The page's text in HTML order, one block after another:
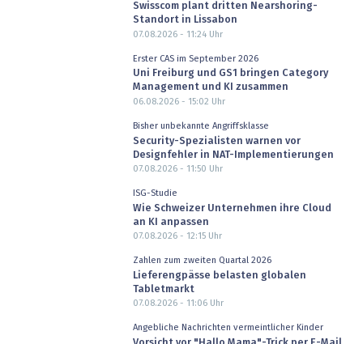
Swisscom plant dritten Nearshoring-
Standort in Lissabon
07.08.2026 - 11:24Uhr
Erster CAS im September 2026
Uni Freiburg und GS1 bringen Category
Management und KI zusammen
06.08.2026 - 15:02 Uhr
Bisher unbekannte Angriffsklasse
Security-Spezialisten warnen vor
Designfehler in NAT-Implementierungen
07.08.2026 - 11:50 Uhr
ISG-Studie
Wie Schweizer Unternehmen ihre Cloud
an KI anpassen
07.08.2026 - 12:15Uhr
Zahlen zum zweiten Quartal 2026
Lieferengpässe belasten globalen
Tabletmarkt
07.08.2026 - 11:06Uhr
Angebliche Nachrichten vermeintlicher Kinder